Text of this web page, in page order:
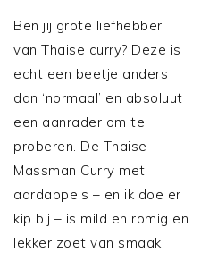
Ben jij grote liefhebber
van Thaise curry? Deze is
echt een beetje anders
dan ‘normaal’ en absoluut
een aanrader om te
proberen. De Thaise
Massman Curry met
aardappels – en ik doe er
kip bij – is mild en romig en
lekker zoet van smaak!